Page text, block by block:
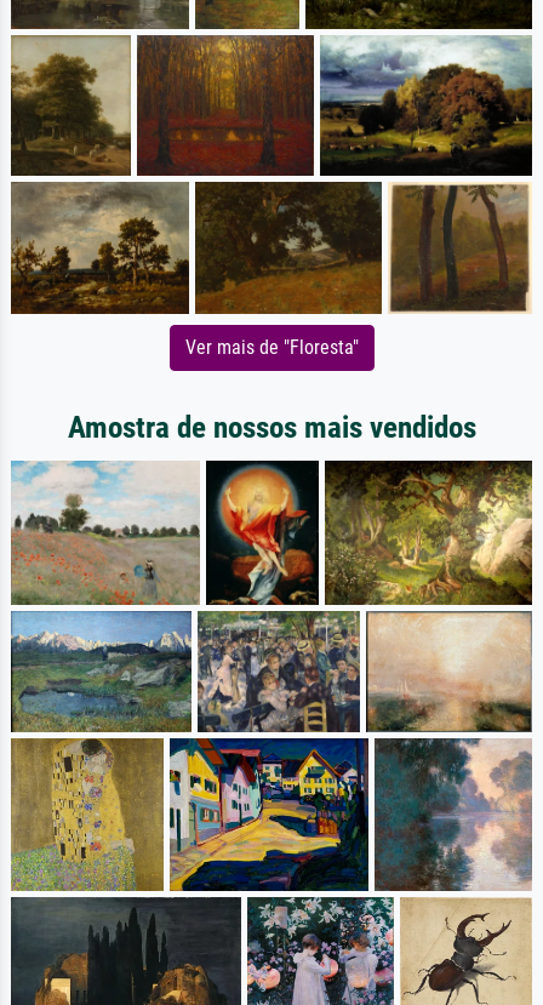
Ver mais de "Floresta"
Amostra de nossos mais vendidos